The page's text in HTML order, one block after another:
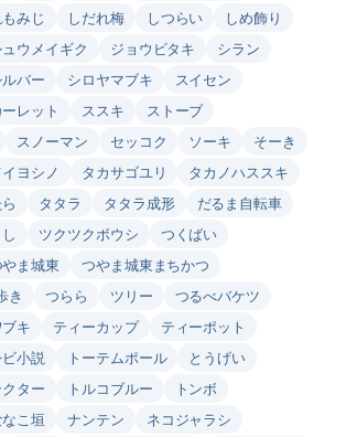
みじ しだれ梅 しつらい
しめ飾り
ュウメイギク ジョウビタキ
シラン
ルバー シロヤマブキ
スイセン
レット ススキ
ストーブ
スノーマン セッコク ソーキ
そーき
ヨシノ タカサゴユリ
タカノハススキ
タタラ タタラ成形
だるま自転車
ツクツクボウシ
つくばい
ま城東
つやま城東まちかつ
き
つらら ツリー
つるべバケツ
キ ティーカップ
ティーポット
小説 トーテムポール
とうげい
クター トルコブルー
トンボ
なこ垣 ナンテン
ネコジャラシ